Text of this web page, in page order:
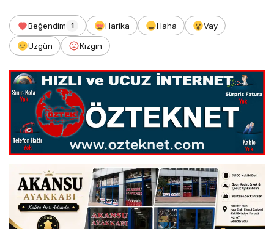
Beğendim 1 Harika Haha Vay
Üzgün Kızgın